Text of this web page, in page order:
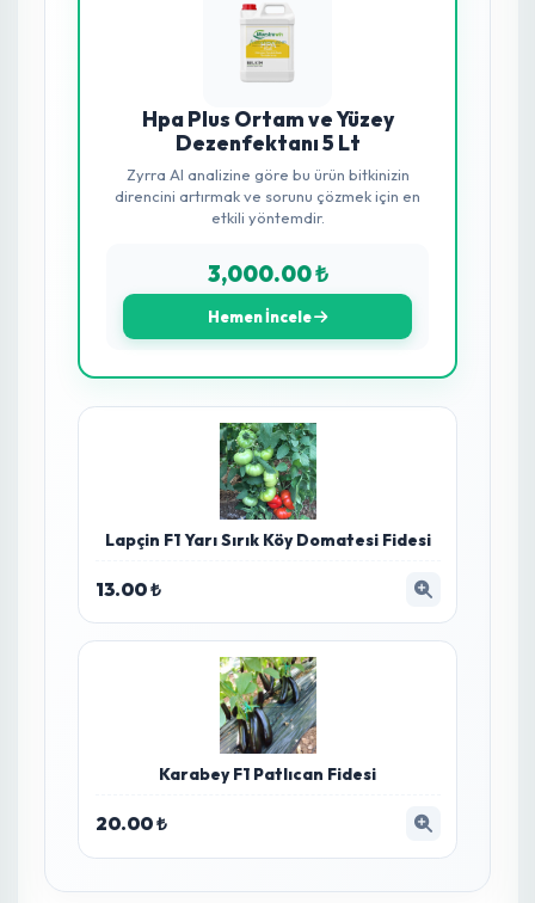
hastalıkları uzak tutar.
Kök çürüklüklerini engeller, verimi güvene alır.
yapmaz.
Güçlü Etken Maddeler
%15 Alkol Benzen Sülfonik Asit:
söker.
%10 İzopropil Alkol & %5 Salisilik Asit:
dezenfeksiyon.
Uzun süre kalıcılık.
Zyrra AI Premium Çözümler
Analiz sonucuna göre bitkinizi iyileştirecek en
etkili tavsiyeler